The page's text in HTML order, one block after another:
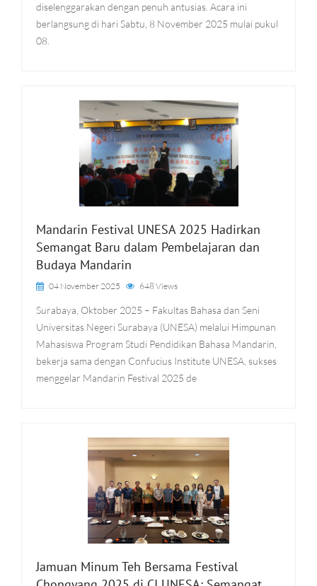
diselenggarakan dengan penuh antusias. Acara ini
berlangsung di hari Sabtu, 8 November 2025 mulai pukul
08.
Mandarin Festival UNESA 2025 Hadirkan
Semangat Baru dalam Pembelajaran dan
Budaya Mandarin
04 November 2025 648 Views
Surabaya, Oktober 2025 – Fakultas Bahasa dan Seni
Universitas Negeri Surabaya (UNESA) melalui Himpunan
Mahasiswa Program Studi Pendidikan Bahasa Mandarin,
bekerja sama dengan Confucius Institute UNESA, sukses
menggelar Mandarin Festival 2025 de
Jamuan Minum Teh Bersama Festival